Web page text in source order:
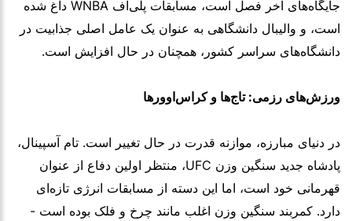
جایگاه‌های آخر فصل است، مسابقات پلی‌آف WNBA داغ شده
است، و والیبال دانشگاهی به عنوان یک عامل اصلی جذابیت در
دانشگاه‌های سراسر کشور، همچنان در حال افزایش است.
ورزش‌های رزمی: تاج‌ها و کراس‌اوورها
در دنیای مبارزه، موازنه قدرت در حال تغییر است. تام آسپینال،
پادشاه جدید سنگین وزن UFC، منتظر اولین دفاع از عنوان
قهرمانی خود است، اما این دسته از مسابقات انرژی تازه‌ای
دارد. کمربند سنگین وزن اغلب مانند چرخ و فلک بوده است -